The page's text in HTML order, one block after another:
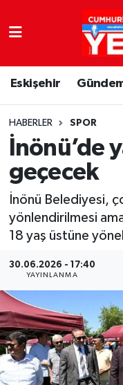
Eskişehir
HABERLER SPOR
İnönü’de
geçecek
İnönü Belediyesi,
yönlendirilmesi
18 yaş üstüne
30.06.2026 - 17:40
YAYINLANMA
Nöbetçi
Hava Durumu
Trafik Durumu
Süper Lig Puan
Tüm Manşetler
Son Dakika
Haber Arşivi